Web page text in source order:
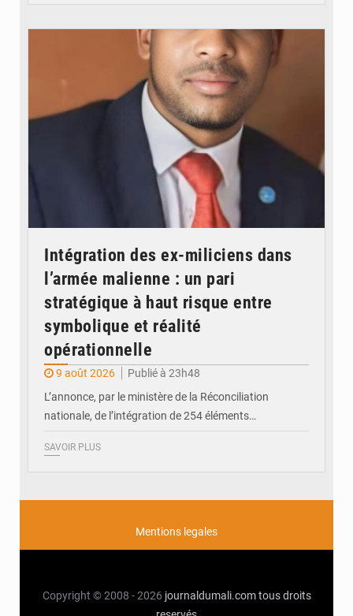
Intégration des ex-miliciens dans
l’armée malienne : un pari
stratégique à haut risque entre
symbolique et réalité
opérationnelle
9 août 2026
Publié à 23h48
L’annonce, par le ministère de la Réconciliation
nationale, de l’intégration de 254 éléments…
SAVOIR PLUS
Mentions legales
Copyright © 2008 - 2026 journaldumali.com tous droits